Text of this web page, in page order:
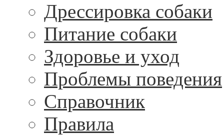
Дрессировка собаки
Питание собаки
Здоровье и уход
Проблемы поведения
Справочник
Правила